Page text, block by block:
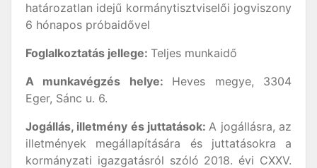
határozatlan idejű kormánytisztviselői jogviszony
6 hónapos próbaidővel
Foglalkoztatás jellege: Teljes munkaidő
A munkavégzés helye: Heves megye, 3304
Eger, Sánc u. 6.
Jogállás, illetmény és juttatások:A jogállásra, az
illetmények megállapítására és juttatásokra a
kormányzati igazgatásról szóló 2018. évi CXXV.